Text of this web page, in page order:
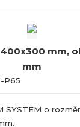
mm,
mm
P65
SYSTEM o